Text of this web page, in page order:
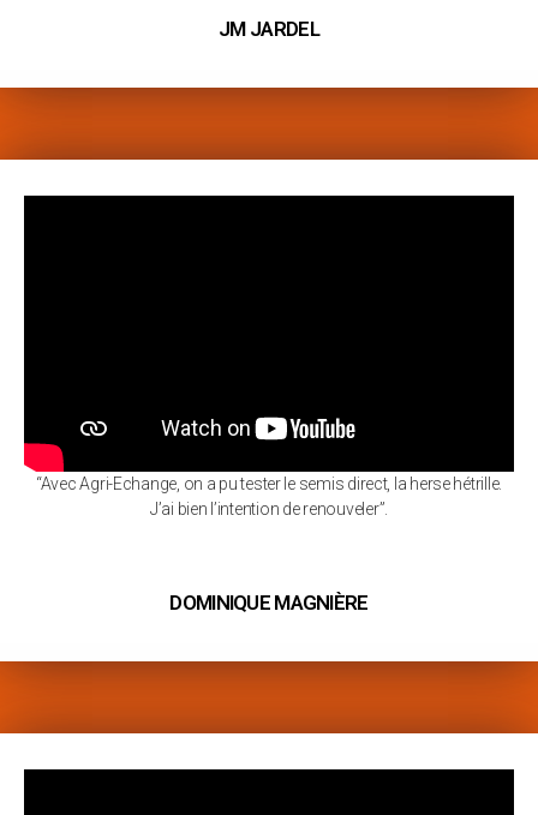
JM JARDEL
“Avec Agri-Echange, on a pu tester le semis direct, la herse hétrille.
J’ai bien l’intention de renouveler”.
DOMINIQUE MAGNIÈRE